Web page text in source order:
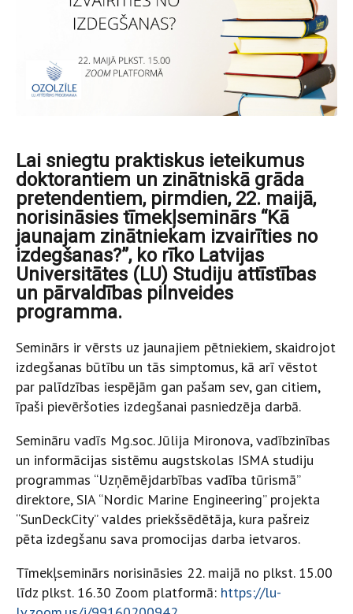
Lai sniegtu praktiskus ieteikumus
doktorantiem un zinātniskā grāda
pretendentiem, pirmdien, 22. maijā,
norisināsies tīmekļseminārs “Kā
jaunajam zinātniekam izvairīties no
izdegšanas?”, ko rīko Latvijas
Universitātes (LU) Studiju attīstības
un pārvaldības pilnveides
programma.
Seminārs ir vērsts uz jaunajiem pētniekiem, skaidrojot
izdegšanas būtību un tās simptomus, kā arī vēstot
par palīdzības iespējām gan pašam sev, gan citiem,
īpaši pievēršoties izdegšanai pasniedzēja darbā.
Semināru vadīs Mg.soc. Jūlija Mironova, vadībzinības
un informācijas sistēmu augstskolas ISMA studiju
programmas “Uzņēmējdarbības vadība tūrismā”
direktore, SIA “Nordic Marine Engineering” projekta
“SunDeckCity” valdes priekšsēdētāja, kura pašreiz
pēta izdegšanu sava promocijas darba ietvaros.
Tīmekļseminārs norisināsies 22. maijā no plkst. 15.00
līdz plkst. 16.30 Zoom platformā: https://lu-